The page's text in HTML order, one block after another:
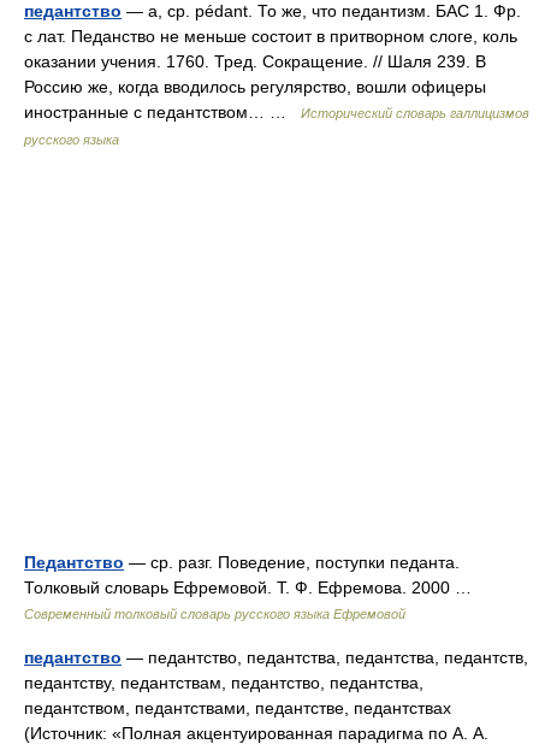
педантство — а, ср. pédant. То же, что педантизм. БАС 1. Фр.
с лат. Педанство не меньше состоит в притворном слоге, коль
оказании учения. 1760. Тред. Сокращение. // Шаля 239. В
Россию же, когда вводилось регулярство, вошли офицеры
иностранные с педантством… …
Исторический словарь галлицизмов
русского языка
Педантство — ср. разг. Поведение, поступки педанта.
Толковый словарь Ефремовой. Т. Ф. Ефремова. 2000 …
Современный толковый словарь русского языка Ефремовой
педантство — педантство, педантства, педантства, педантств,
педантству, педантствам, педантство, педантства,
педантством, педантствами, педантстве, педантствах
(Источник: «Полная акцентуированная парадигма по А. А.